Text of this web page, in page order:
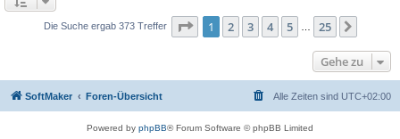
Die Suche ergab 373 Treffer Seite 1von 25
1 2 3 4 5 25
Gehe zu
SoftMaker Foren-Übersicht Alle Zeiten sind UTC+02:00
Powered by phpBB® Forum Software © phpBB Limited